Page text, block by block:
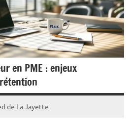
en PME : enjeux
de La Jayette